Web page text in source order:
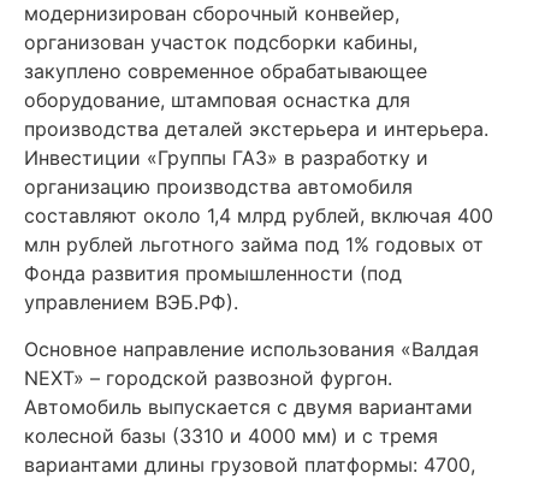
модернизирован сборочный конвейер,
организован участок подсборки кабины,
закуплено современное обрабатывающее
оборудование, штамповая оснастка для
производства деталей экстерьера и интерьера.
Инвестиции «Группы ГАЗ» в разработку и
организацию производства автомобиля
составляют около 1,4 млрд рублей, включая 400
млн рублей льготного займа под 1% годовых от
Фонда развития промышленности (под
управлением ВЭБ.РФ).
Основное направление использования «Валдая
NEXT» – городской развозной фургон.
Автомобиль выпускается с двумя вариантами
колесной базы (3310 и 4000 мм) и с тремя
вариантами длины грузовой платформы: 4700,